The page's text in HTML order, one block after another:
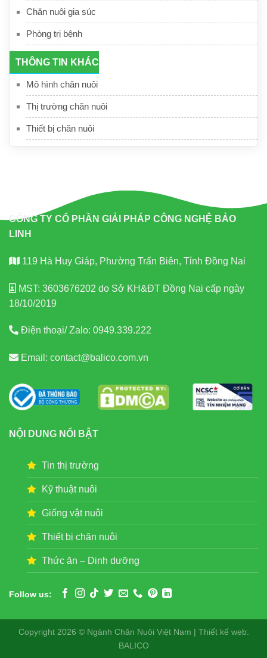
Chăn nuôi gia súc
Phòng trị bệnh
THÔNG TIN KHÁC
Mô hình chăn nuôi
Thị trường chăn nuôi
Thiết bị chăn nuôi
CÔNG TY CỔ PHẦN GIẢI PHÁP CÔNG NGHỆ BẢO
LINH
119 Hà Huy Giáp, Phường Trấn Biên, Tỉnh Đồng Nai
MST: 3603676202 do Sở KH&ĐT Đồng Nai cấp ngày
18/10/2019
Điện thoại/ Zalo: 0949.339.222
Email: contact@balico.com.vn
NỘI DUNG NỔI BẬT
Tin thị trường
Kỹ thuật nuôi
Giống vật nuôi
Thiết bị chăn nuôi
Thức ăn – Dinh dưỡng
Follow us:
Copyright 2026 © Ngành Chăn Nuôi Việt Nam | Thiết kế web:
BALICO